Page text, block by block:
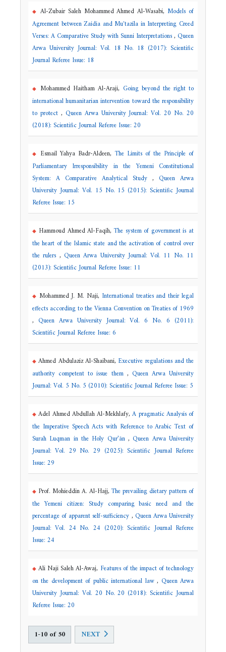
Al-Zubair Saleh Mohammed Ahmed Al-Wasabi,Models of
Agreement between Zaidia and Mu'tazila in Interpreting Creed
Verses: A Comparative Study with Sunni Interpretations,Queen
Arwa University Journal: Vol. 18 No. 18 (2017): Scientific
Journal Referee Issue: 18
Mohammed Haitham Al-Araji, Going beyond the right to
international humanitarian intervention toward the responsibility
to protect , Queen Arwa University Journal: Vol. 20 No. 20
(2018): Scientific Journal Referee Issue: 20
Esmail Yahya Badr-Aldeen,The Limits of the Principle of
Parliamentary Irresponsibility in the Yemeni Constitutional
System: A Comparative Analytical Study,Queen Arwa
University Journal: Vol. 15 No. 15 (2015): Scientific Journal
Referee Issue: 15
Hammoud Ahmed Al-Faqih,The system of government is at
the heart of the Islamic state and the activation of control over
the rulers , Queen Arwa University Journal: Vol. 11 No. 11
(2013): Scientific Journal Referee Issue: 11
Mohammed J. M. Naji, International treaties and their legal
effects according to the Vienna Convention on Treaties of 1969
, Queen Arwa University Journal: Vol. 6 No. 6 (2011):
Scientific Journal Referee Issue: 6
Ahmed Abdulaziz Al-Shaibani, Executive regulations and the
authority competent to issue them , Queen Arwa University
Journal: Vol. 5 No. 5 (2010): Scientific Journal Referee Issue: 5
Adel Ahmed Abdullah Al-Mekhlafy,A pragmatic Analysis of
the Imperative Speech Acts with Reference to Arabic Text of
Surah Luqman in the Holy Qur’ān,Queen Arwa University
Journal: Vol. 29 No. 29 (2025): Scientific Journal Referee
Issue: 29
Prof. Mohieddin A. Al-Hajj,The prevailing dietary pattern of
the Yemeni citizen: Study comparing basic need and the
percentage of apparent self-sufficiency , Queen Arwa University
Journal: Vol. 24 No. 24 (2020): Scientific Journal Referee
Issue: 24
Ali Naji Saleh Al-Awaj, Features of the impact of technology
on the development of public international law, Queen Arwa
University Journal: Vol. 20 No. 20 (2018): Scientific Journal
Referee Issue: 20
1-10 of 50 NEXT